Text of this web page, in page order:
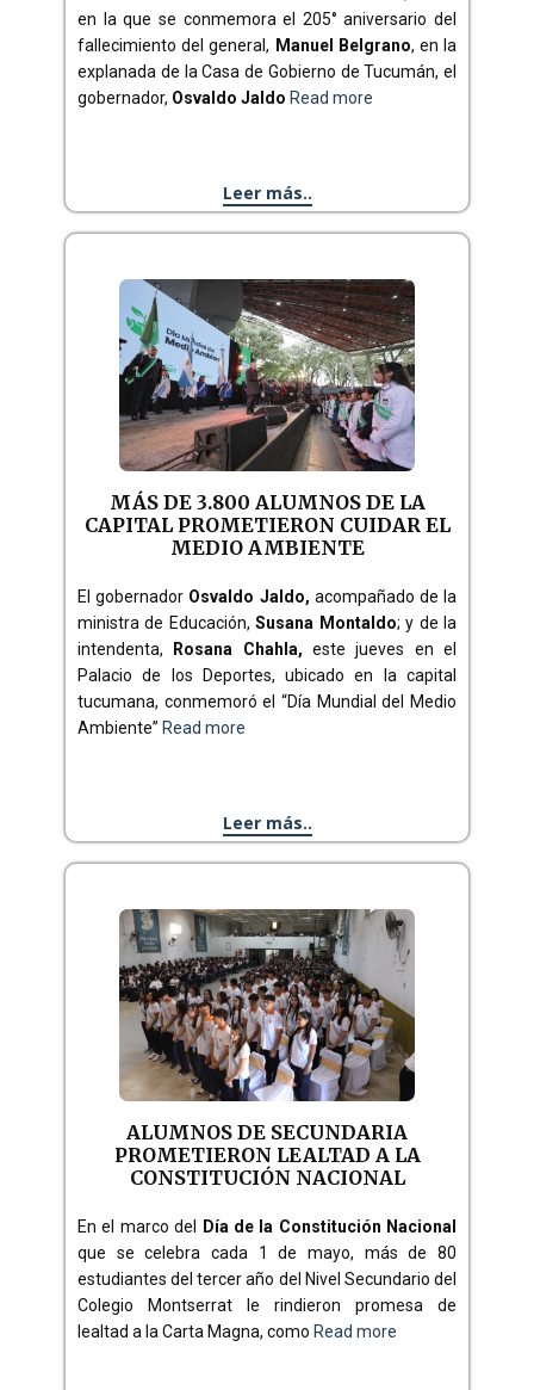
en la que se conmemora el 205° aniversario del
fallecimiento del general, Manuel Belgrano, en la
explanada de la Casa de Gobierno de Tucumán, el
gobernador, Osvaldo Jaldo Read more
Leer más..
MÁS DE 3.800 ALUMNOS DE LA
CAPITAL PROMETIERON CUIDAR EL
MEDIO AMBIENTE
El gobernador Osvaldo Jaldo, acompañado de la
ministra de Educación,Susana Montaldo; y de la
intendenta,
Rosana Chahla, este jueves en el
Palacio de los Deportes, ubicado en la capital
tucumana, conmemoró el “Día Mundial del Medio
Ambiente” Read more
Leer más..
ALUMNOS DE SECUNDARIA
PROMETIERON LEALTAD A LA
CONSTITUCIÓN NACIONAL
En el marco del
Día de la Constitución Nacional
que se celebra cada 1 de mayo, más de 80
estudiantes del tercer año del Nivel Secundario del
Colegio Montserrat le rindieron promesa de
lealtad a la Carta Magna, como Read more